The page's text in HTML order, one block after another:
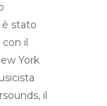
è stato
con il
York
il